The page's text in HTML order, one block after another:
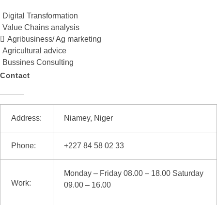
Digital Transformation
Value Chains analysis
Agribusiness/ Ag marketing
Agricultural advice
Bussines Consulting
Contact
Address: Niamey, Niger
Phone: +227 84 58 02 33
Work:
Monday – Friday 08.00 – 18.00 Saturday
09.00 – 16.00